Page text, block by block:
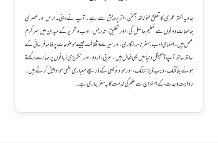
جاوید أختر عمری کا تعلق مئوناتھ بھنجن، اترپردیش سے ہے۔ آپ نے دینی مدارس اور عصری
جامعات دونوں سے تعلیم حاصل کی، اور تحقیق، تدریس، ادب و تحریر کے میدان میں سرگرم
عمل ہیں۔ اسلامی ادب، سفرنامہ نگاری، اور سیرت و ثقافت جیسے موضوعات پر خامہ فرسائی کے
ساتھ ساتھ آپ ڈیجیٹل دنیا میں بھی فعال ہیں۔ عربی، اردو، اور انگریزی زبانوں پر مہارت رکھتے
ہوئے بلاگنگ، ویب ڈیزائننگ، اور مواد نویسی کے ذریعے معیاری علمی مواد پیش کرتے ہیں۔
روایت و جدت کے امتزاج سے علم کی خدمت کا یہ سفر جاری ہے۔